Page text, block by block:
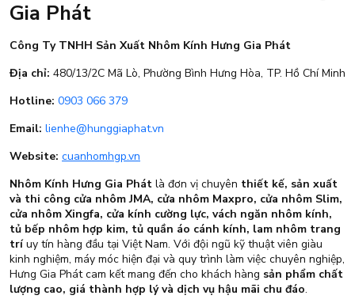
Gia Phát
Công Ty TNHH Sản Xuất Nhôm Kính Hưng Gia Phát
Địa chỉ: 480/13/2C Mã Lò, Phường Bình Hưng Hòa, TP. Hồ Chí Minh
Hotline: 0903 066 379
Email: lienhe@hunggiaphat.vn
Website: cuanhomhgp.vn
Nhôm Kính Hưng Gia Phát là đơn vị chuyên thiết kế, sản xuất
và thi công cửa nhôm JMA, cửa nhôm Maxpro, cửa nhôm Slim,
cửa nhôm Xingfa, cửa kính cường lực, vách ngăn nhôm kính,
tủ bếp nhôm hợp kim, tủ quần áo cánh kính, lam nhôm trang
tríuy tín hàng đầu tại Việt Nam. Với đội ngũ kỹ thuật viên giàu
kinh nghiệm, máy móc hiện đại và quy trình làm việc chuyên nghiệp,
Hưng Gia Phát cam kết mang đến cho khách hàng sản phẩm chất
lượng cao, giá thành hợp lý và dịch vụ hậu mãi chu đáo.